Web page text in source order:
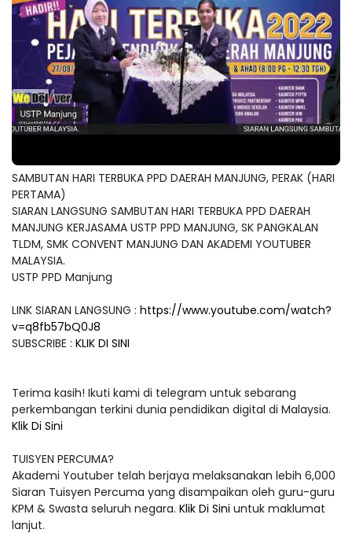
SAMBUTAN HARI TERBUKA PPD DAERAH MANJUNG, PERAK (HARI
PERTAMA)
SIARAN LANGSUNG SAMBUTAN HARI TERBUKA PPD DAERAH
MANJUNG KERJASAMA USTP PPD MANJUNG, SK PANGKALAN
TLDM, SMK CONVENT MANJUNG DAN AKADEMI YOUTUBER
MALAYSIA.
USTP PPD Manjung
LINK SIARAN LANGSUNG : https://www.youtube.com/watch?
v=q8fb57bQ0J8
SUBSCRIBE : KLIK DI SINI
Terima kasih! Ikuti kami di telegram untuk sebarang
perkembangan terkini dunia pendidikan digital di Malaysia.
Klik Di Sini
TUISYEN PERCUMA?
Akademi Youtuber telah berjaya melaksanakan lebih 6,000
Siaran Tuisyen Percuma yang disampaikan oleh guru-guru
KPM & Swasta seluruh negara. Klik Di Sini untuk maklumat
lanjut.